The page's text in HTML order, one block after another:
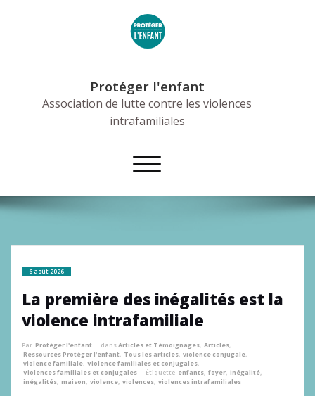
Protéger l'enfant
Association de lutte contre les violences
intrafamiliales
Afficher/masquer
la
6 août 2026
La première des inégalités est la
violence intrafamiliale
Par Protéger l'enfant dansArticles et Témoignages, Articles,
Ressources Protéger l'enfant, Tous les articles, violence conjugale,
violence familiale, Violence familiales et conjugales,
Violences familiales et conjugales
Étiquette enfants, foyer, inégalité,
inégalités, maison, violence, violences, violences intrafamiliales